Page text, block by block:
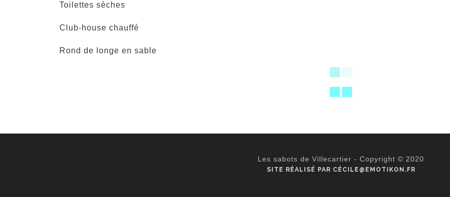
Toilettes sèches
Club-house chauffé
Rond de longe en sable
Les sabots de Villecartier - Copyright © 2020
SITE RÉALISÉ PAR CÉCILE@EMOTIKON.FR